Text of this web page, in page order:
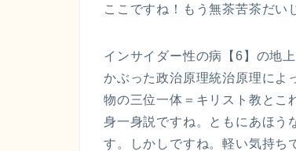
ここですね！もう無茶苦茶だい
インサイダー性の病【6】の地
かぶった政治原理統治原理によ
物の三位一体＝キリスト教とこ
身一身説ですね。ともにあほう
す。しかしですね。軽い気持ち